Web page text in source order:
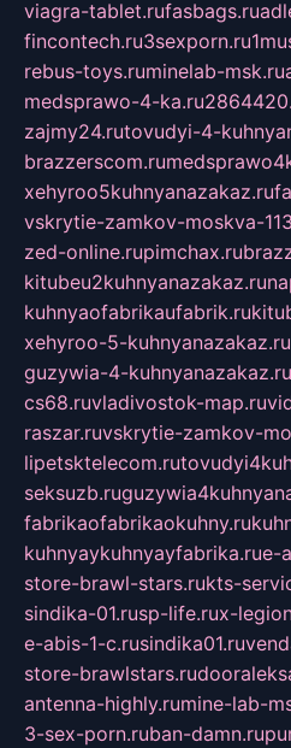
viagra-tablet.rufasbags.ru
fincontech.ru3sexporn.ru
rebus-toys.ruminelab-msk.ru
medsprawo-4-ka.ru
zajmy24.rutovudyi-4-
brazzerscom.ru
xehyroo5kuhnyanazakaz.ru
vskrytie-zamkov-moskva-
zed-online.rupimchax.ru
kitubeu2kuhnyanazakaz.ru
kuhnyaofabrikaufabrik.ru
xehyroo-5-kuhnyanazakaz.ru
guzywia-4-kuhnyanazakaz.ru
cs68.ruvladivostok-map.ru
raszar.ruvskrytie-zamkov-
lipetsktelecom.ru
seksuzb.ru
fabrikaofabrikaokuhny.ru
kuhnyaykuhnyayfabrika.rue-
store-brawl-stars.rukts-
sindika-01.rusp-life.rux-
e-abis-1-c.rusindika01.ru
store-brawlstars.ru
antenna-highly.rumine-lab-
3-sex-porn.ruban-damn.ru